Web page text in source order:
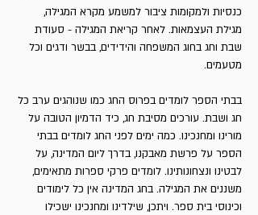
מדבריו של א. ד. גורדון
מדינת היהודים
מיום העצמאות לחג
העצמאות
מתוך התפילה לשלום
המדינה
כנסיות ולמקומות ציבור למשמע מקרא המגילה,
מגילת העצמאות. לאחר קריאת המגילה - סעודת
שבת וחג בחוג המשפחה והידידים, בבשר ודגים וכל
מטעמים.
בבתי הספר לומדים בפרוס החג כמו שנוהגים ערב כל
חג ושבת. עורכים מסיבת חג, כיד הדמיון הטובה על
מורינו ומחנכינו. כמה ימים לפני החג לומדים בבתי
הספר על פרשת מאבקנו, בדרך ליום המדינה, על
לבטינו ונצחונותינו. לומדים פרקי ספרות מתאימים,
משננים את המגילה. בחג המדינה אין כל לימודים
וכינוסי בית ספר. ויתכן, שילדינו ומחנכינו ישכילו